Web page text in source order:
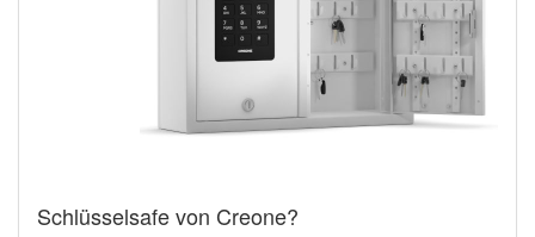
Schlüsselsafe von Creone?